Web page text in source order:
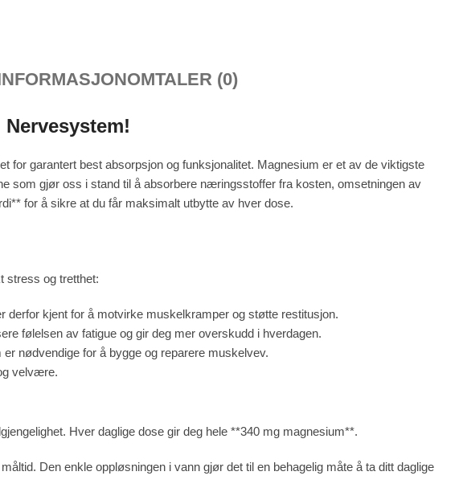
OMTALER (0)
garantert best absorpsjon og funksjonalitet. Magnesium er et av de viktigste
som gjør oss i stand til å absorbere næringsstoffer fra kosten, omsetningen av
for å sikre at du får maksimalt utbytte av hver dose.
stress og tretthet:
kjent for å motvirke muskelkramper og støtte restitusjon.
følelsen av fatigue og gir deg mer overskudd i hverdagen.
nødvendige for å bygge og reparere muskelvev.
velvære.
Hver daglige dose gir deg hele **340 mg magnesium**.
Den enkle oppløsningen i vann gjør det til en behagelig måte å ta ditt daglige